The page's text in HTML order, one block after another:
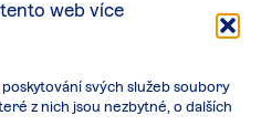
web více
svých služeb soubory
z nich jsou nezbytné, o dalších